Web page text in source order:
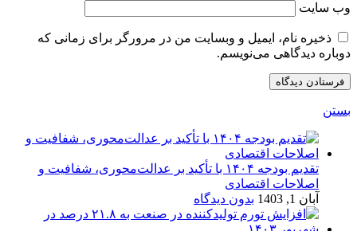
وب‌ سایت
ذخیره نام، ایمیل و وبسایت من در مرورگر برای زمانی که
دوباره دیدگاهی می‌نویسم.
بستن
تقدیم بودجه ۱۴۰۴ با تأکید بر عدالت‌محوری، شفافیت و
اصلاحات اقتصادی
آبان 1, 1403
بدون دیدگاه